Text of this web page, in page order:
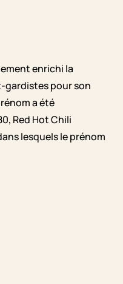
enrichi la
gardistes pour son
a été
Red Hot Chili
lesquels le prénom